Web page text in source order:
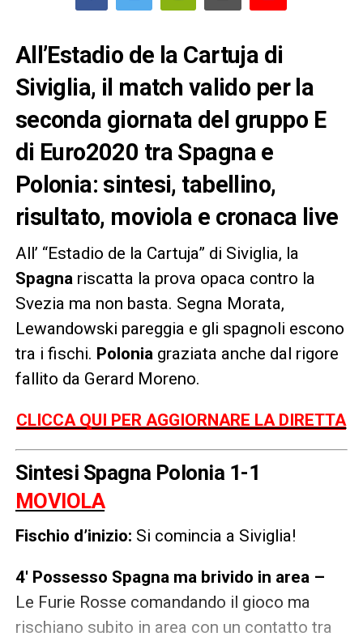
All’Estadio de la Cartuja di
Siviglia, il match valido per la
seconda giornata del gruppo E
di Euro2020 tra Spagna e
Polonia: sintesi, tabellino,
risultato, moviola e cronaca live
All’ “Estadio de la Cartuja” di Siviglia, la
Spagna riscatta la prova opaca contro la
Svezia ma non basta. Segna Morata,
Lewandowski pareggia e gli spagnoli escono
tra i fischi. Polonia graziata anche dal rigore
fallito da Gerard Moreno.
CLICCA QUI PER AGGIORNARE LA DIRETTA
Sintesi Spagna Polonia 1-1
MOVIOLA
Fischio d’inizio: Si comincia a Siviglia!
4′ Possesso Spagna ma brivido in area –
Le Furie Rosse comandando il gioco ma
rischiano subito in area con un contatto tra